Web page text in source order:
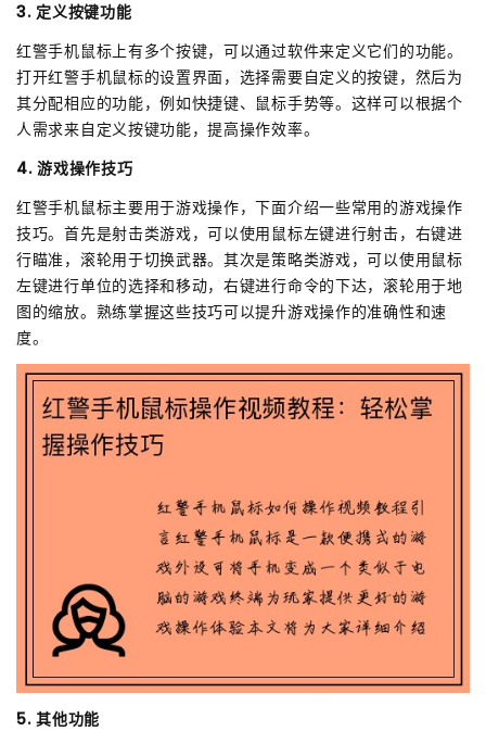
3. 定义按键功能
红警手机鼠标上有多个按键，可以通过软件来定义它们的功能。
打开红警手机鼠标的设置界面，选择需要自定义的按键，然后为
其分配相应的功能，例如快捷键、鼠标手势等。这样可以根据个
人需求来自定义按键功能，提高操作效率。
4. 游戏操作技巧
红警手机鼠标主要用于游戏操作，下面介绍一些常用的游戏操作
技巧。首先是射击类游戏，可以使用鼠标左键进行射击，右键进
行瞄准，滚轮用于切换武器。其次是策略类游戏，可以使用鼠标
左键进行单位的选择和移动，右键进行命令的下达，滚轮用于地
图的缩放。熟练掌握这些技巧可以提升游戏操作的准确性和速
度。
5. 其他功能